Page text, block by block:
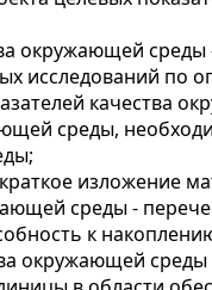
окружающей
исследований по
качества
среды,
изложение
среды -
к
окружающей